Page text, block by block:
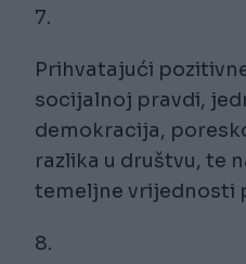
7.
Prihvatajući
socijalnoj pravdi,
demokracija,
razlika u društvu, te
temeljne vrijednosti
8.